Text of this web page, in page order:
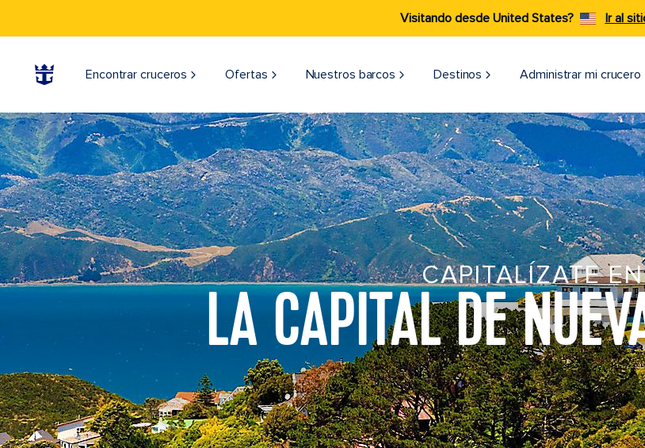
Visitando desde United States? Ir al
Encontrar cruceros Ofertas Nuestros barcos Destinos Administrar mi crucero
CAPITALÍZATE EN
LA CAPITAL DE